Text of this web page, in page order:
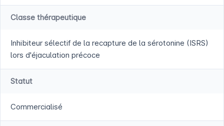
Classe thérapeutique
Inhibiteur sélectif de la recapture de la sérotonine (ISRS)
lors d'éjaculation précoce
Statut
Commercialisé